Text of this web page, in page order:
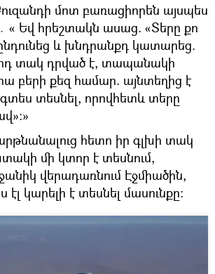
մոտ բառացիորեն այսպես
« Եվ հրեշտակն ասաց. «Տերը քո
և խնդրանքդ կատարեց.
տակ դրված է, տապանակի
բերի քեզ համար. այնտեղից է
տեսնել, որովհետև տերը
հետո իր գլխի տակ
մի կտոր է տեսնում,
վերադառնում Էջմիածին,
էլ կարելի է տեսնել մասունքը։